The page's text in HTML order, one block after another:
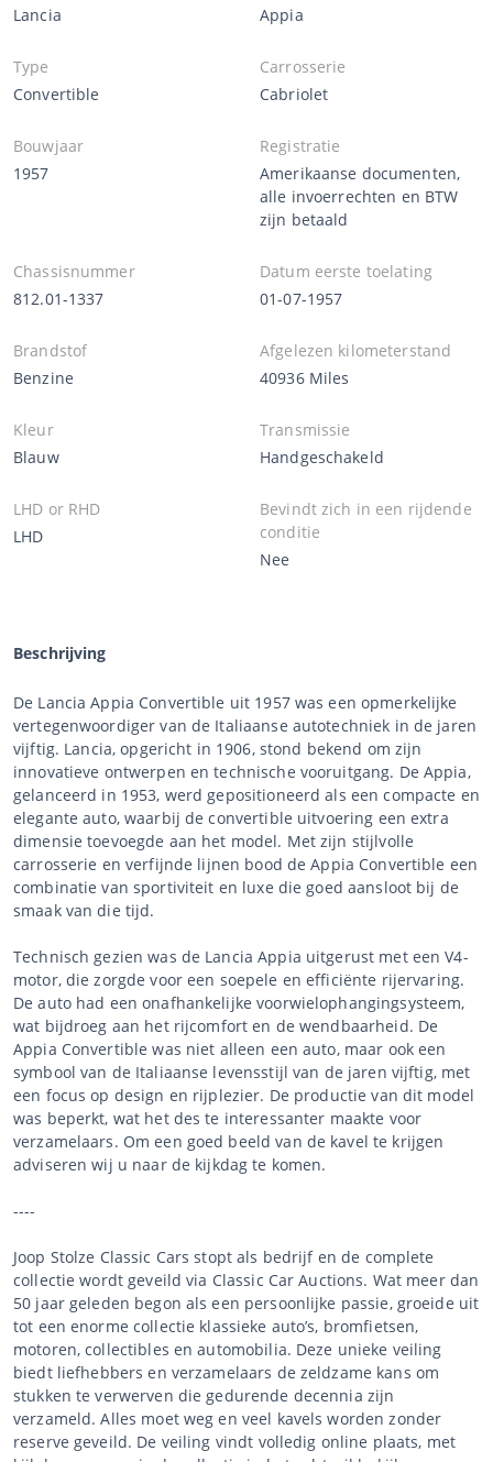
Lancia
Appia
Type
Convertible
Carrosserie
Cabriolet
Bouwjaar
1957
Registratie
Amerikaanse documenten,
alle invoerrechten en BTW
zijn betaald
Chassisnummer
812.01-1337
Datum eerste toelating
01-07-1957
Brandstof
Benzine
Afgelezen kilometerstand
40936 Miles
Kleur
Blauw
Transmissie
Handgeschakeld
LHD or RHD
LHD
Bevindt zich in een rijdende
conditie
Nee
Beschrijving
De Lancia Appia Convertible uit 1957 was een opmerkelijke
vertegenwoordiger van de Italiaanse autotechniek in de jaren
vijftig. Lancia, opgericht in 1906, stond bekend om zijn
innovatieve ontwerpen en technische vooruitgang. De Appia,
gelanceerd in 1953, werd gepositioneerd als een compacte en
elegante auto, waarbij de convertible uitvoering een extra
dimensie toevoegde aan het model. Met zijn stijlvolle
carrosserie en verfijnde lijnen bood de Appia Convertible een
combinatie van sportiviteit en luxe die goed aansloot bij de
smaak van die tijd.
Technisch gezien was de Lancia Appia uitgerust met een V4-
motor, die zorgde voor een soepele en efficiënte rijervaring.
De auto had een onafhankelijke voorwielophangingsysteem,
wat bijdroeg aan het rijcomfort en de wendbaarheid. De
Appia Convertible was niet alleen een auto, maar ook een
symbool van de Italiaanse levensstijl van de jaren vijftig, met
een focus op design en rijplezier. De productie van dit model
was beperkt, wat het des te interessanter maakte voor
verzamelaars. Om een goed beeld van de kavel te krijgen
adviseren wij u naar de kijkdag te komen.
----
Joop Stolze Classic Cars stopt als bedrijf en de complete
collectie wordt geveild via Classic Car Auctions. Wat meer dan
50 jaar geleden begon als een persoonlijke passie, groeide uit
tot een enorme collectie klassieke auto’s, bromfietsen,
motoren, collectibles en automobilia. Deze unieke veiling
biedt liefhebbers en verzamelaars de zeldzame kans om
stukken te verwerven die gedurende decennia zijn
verzameld. Alles moet weg en veel kavels worden zonder
reserve geveild. De veiling vindt volledig online plaats, met